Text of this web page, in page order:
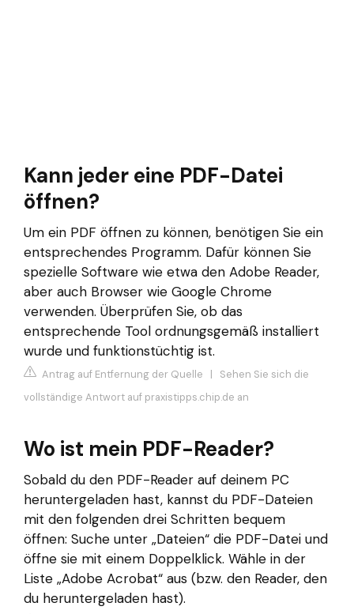
Kann jeder eine PDF-Datei
öffnen?
Um ein PDF öffnen zu können, benötigen Sie ein
entsprechendes Programm. Dafür können Sie
spezielle Software wie etwa den Adobe Reader,
aber auch Browser wie Google Chrome
verwenden. Überprüfen Sie, ob das
entsprechende Tool ordnungsgemäß installiert
wurde und funktionstüchtig ist.
Antrag auf Entfernung der Quelle | Sehen Sie sich die
vollständige Antwort auf praxistipps.chip.de an
Wo ist mein PDF-Reader?
Sobald du den PDF-Reader auf deinem PC
heruntergeladen hast, kannst du PDF-Dateien
mit den folgenden drei Schritten bequem
öffnen: Suche unter „Dateien“ die PDF-Datei und
öffne sie mit einem Doppelklick. Wähle in der
Liste „Adobe Acrobat“ aus (bzw. den Reader, den
du heruntergeladen hast).